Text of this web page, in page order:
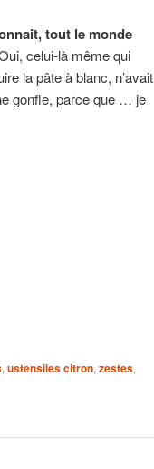
tout le monde
celui-là même qui
la pâte à blanc, n’avait
gonfle, parce que … je
, ustensiles citron, zestes,